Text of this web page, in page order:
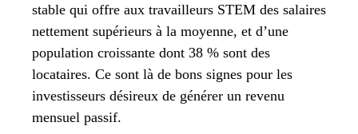
stable qui offre aux travailleurs STEM des salaires
nettement supérieurs à la moyenne, et d’une
population croissante dont 38 % sont des
locataires. Ce sont là de bons signes pour les
investisseurs désireux de générer un revenu
mensuel passif.